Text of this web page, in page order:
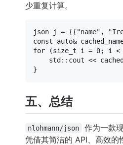
少重复计算。
json j = {{"name" ,
const
auto&
for (size_t i = 0; i <
std::cout <<
五、总结
nlohmann/json
作为一款
凭借其简洁的 API、高效的